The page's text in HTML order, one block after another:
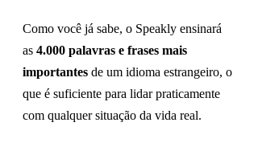
Como você já sabe, o Speakly ensinará
as 4.000 palavras e frases mais
importantes de um idioma estrangeiro, o
que é suficiente para lidar praticamente
com qualquer situação da vida real.